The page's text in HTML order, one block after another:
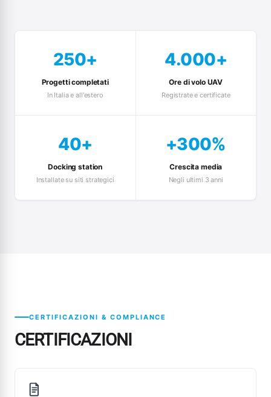
250+
Progetti completati
In Italia e all'estero
4.000+
Ore di volo UAV
Registrate e certificate
40+
Docking station
Installate su siti strategici
+300%
Crescita media
Negli ultimi 3 anni
CERTIFICAZIONI & COMPLIANCE
CERTIFICAZIONI